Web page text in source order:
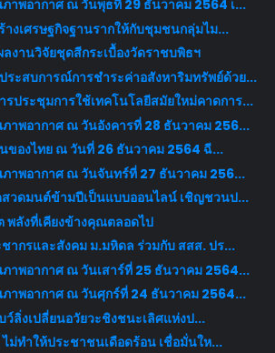
าพอากาศ ณ วันพุธที่ 29 ธันวาคม 2564 เ...
งเศรษฐกิจฐานรากให้กับชุมชนกลุ่มไม...
งานวิจัยชุดสีกระเบื้องวัดราชบพิธฯ
ระสบการณ์การชำระค่าอสังหาริมทรัพย์ด้วย...
ประชุมการใช้เทคโนโลยีสมัยใหม่คาดการ...
าพอากาศ ณ วันอังคารที่ 28 ธันวาคม 256...
ของไทย ณ วันที่ 26 ธันวาคม 2564 ฉี...
าพอากาศ ณ วันจันทร์ที่ 27 ธันวาคม 256...
วดมนต์ข้ามปีเป็นแบบออนไลน์ เชิญชวนป...
พลังที่เคียงข้างคุณตลอดไป
ากรและสังคม ม.มหิดล ร่วมกับ สสส. ปร...
าพอากาศ ณ วันเสาร์ที่ 25 ธันวาคม 2564...
าพอากาศ ณ วันศุกร์ที่ 24 ธันวาคม 2564...
ว์ลิ่งเปลี่ยนอวัยวะชิงชนะเลิศแห่งป...
ม่ทำให้ประชาชนเดือดร้อน เชื่อมั่นให...